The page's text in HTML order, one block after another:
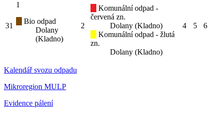
31
1
Bio odpad
Dolany
(Kladno)
2
Komunální odpad -
červená zn.
Dolany (Kladno)
Komunální odpad - žlutá
zn.
Dolany (Kladno)
4 5 6
Kalendář svozu odpadu
Mikroregion MULP
Evidence pálení